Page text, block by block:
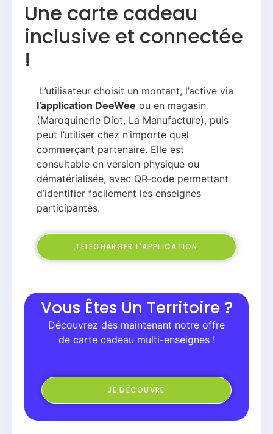
Une carte cadeau
inclusive et connectée
!
L’utilisateur choisit un montant, l’active via
l’application DeeWee ou en magasin
(Maroquinerie Diot, La Manufacture), puis
peut l’utiliser chez n’importe quel
commerçant partenaire. Elle est
consultable en version physique ou
dématérialisée, avec QR‑code permettant
d’identifier facilement les enseignes
participantes.
TÉLÉCHARGER L'APPLICATION
Vous Êtes Un Territoire ?
Découvrez dès maintenant notre offre
de carte cadeau multi-enseignes !
JE DÉCOUVRE